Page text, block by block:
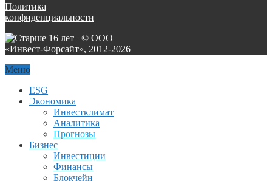
Политика
конфиденциальности
© ООО
«Инвест-Форсайт», 2012-2026
Меню
ESG
Экономика
Инвестклимат
Аналитика
Прогнозы
Бизнес
Инвестиции
Финансы
Блокчейн